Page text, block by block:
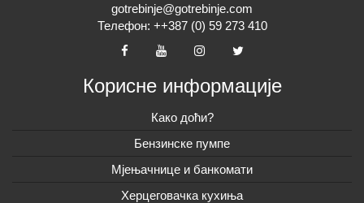
gotrebinje@gotrebinje.com
Телефон: ++387 (0) 59 273 410
Корисне информације
Како доћи?
Бензинске пумпе
Мјењачнице и банкомати
Херцеговачка кухиња